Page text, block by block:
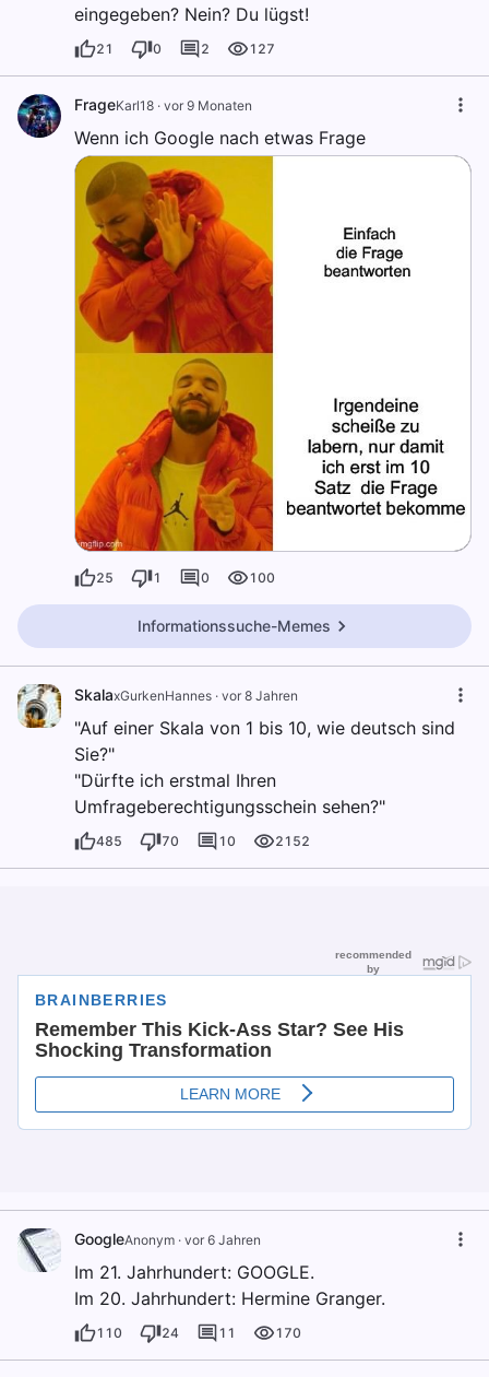
eingegeben? Nein? Du lügst!
21 0 2 127
FrageKarl18 · vor 9 Monaten
Wenn ich Google nach etwas Frage
25 1 0 100
Informationssuche-Memes
SkalaxGurkenHannes · vor 8 Jahren
"Auf einer Skala von 1 bis 10, wie deutsch sind
Sie?"
"Dürfte ich erstmal Ihren
Umfrageberechtigungsschein sehen?"
485 70 10 2152
GoogleAnonym · vor 6 Jahren
Im 21. Jahrhundert: GOOGLE.
Im 20. Jahrhundert: Hermine Granger.
110 24 11 170